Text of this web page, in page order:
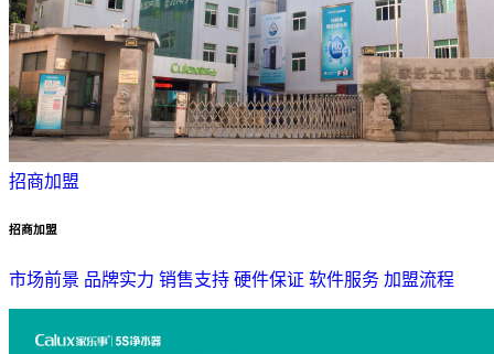
招商加盟
招商加盟
市场前景 品牌实力 销售支持 硬件保证 软件服务 加盟流程